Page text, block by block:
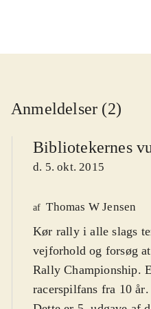
Anmeldelser (2)
Bibliotekernes
d. 5. okt. 2015
af Thomas W Jensen
Kør rally i alle slags
vejforhold og forsøg
Rally Championship.
racerspilfans fra 10 år.